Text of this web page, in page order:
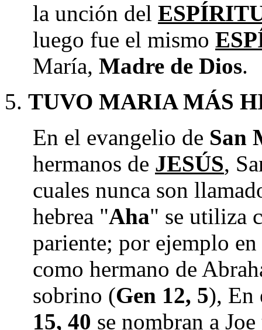
la unción del
luego fue el mismo
María, Madre de Dios.
TUVO MARIA MÁS
En el evangelio de San
hermanos de JESÚS,
cuales nunca son
hebrea "Aha" se utiliza
pariente; por ejemplo en
como hermano de
sobrino (Gen 12, 5), En
15, 40 se nombran a